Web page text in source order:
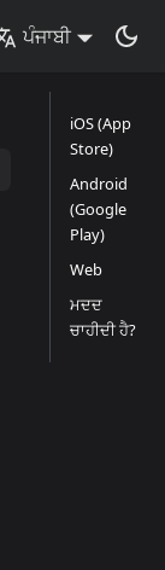
ਪੰਜਾਬੀ
iOS (App
Store)
Android
(Google
Play)
Web
ਮਦਦ
ਚਾਹੀਦੀ ਹੈ?